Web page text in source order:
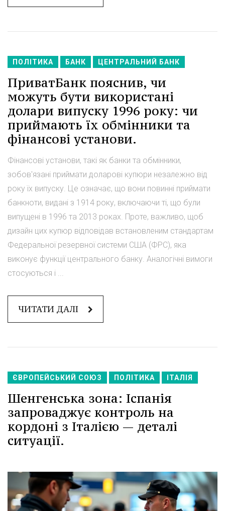
ПОЛІТИКА БАНК ЦЕНТРАЛЬНИЙ БАНК
ПриватБанк пояснив, чи
можуть бути використані
долари випуску 1996 року: чи
приймають їх обмінники та
фінансові установи.
Фінансові установи, такі як банки та обмінники,
зобов'язані приймати доларові купюри незалежно від
року їх випуску. Це означає, що вони повинні приймати
банкноти, видані з 1914 року, включаючи ті, що були
випущені в 1996 та 2013 роках. Проте, важливо, щоб
дизайн цих купюр відповідав встановленим стандартам
Федеральної резервної системи США (ФРС), яка
виконує функції центрального банку. Аналогічні вимоги
стосуються і ...
ЧИТАТИ ДАЛІ
ЄВРОПЕЙСЬКИЙ СОЮЗ ПОЛІТИКА ІТАЛІЯ
Шенгенська зона: Іспанія
запроваджує контроль на
кордоні з Італією — деталі
ситуації.